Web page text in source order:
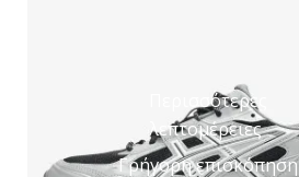
Περισσότερες
λεπτομέρειες
Γρήγορη επισκόπηση